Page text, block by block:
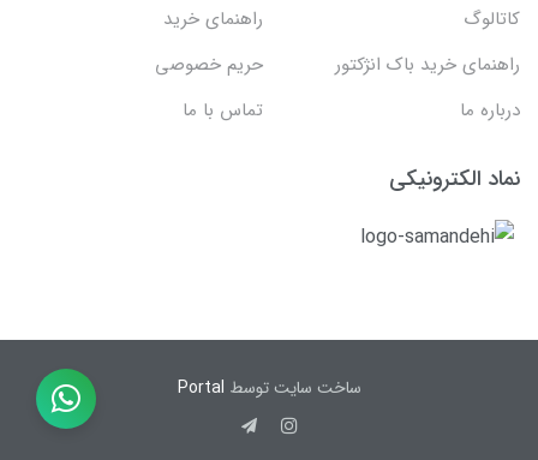
کاتالوگ
راهنمای خرید
راهنمای خرید باک انژکتور
حریم خصوصی
درباره ما
تماس با ما
نماد الکترونیکی
ساخت سایت توسط Portal